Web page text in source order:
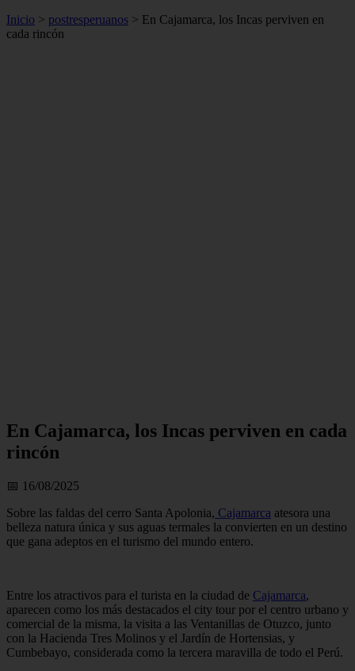
Inicio > postresperuanos > En Cajamarca, los Incas perviven en
cada rincón
En Cajamarca, los Incas perviven en cada
rincón
📅 16/08/2025
Sobre las faldas del cerro Santa Apolonia, Cajamarca atesora una
belleza natura única y sus aguas termales la convierten en un destino
que gana adeptos en el turismo del mundo entero.
Entre los atractivos para el turista en la ciudad de Cajamarca,
aparecen como los más destacados el city tour por el centro urbano y
comercial de la misma, la visita a las Ventanillas de Otuzco, junto
con la Hacienda Tres Molinos y el Jardín de Hortensias, y
Cumbebayo, considerada como la tercera maravilla de todo el Perú.